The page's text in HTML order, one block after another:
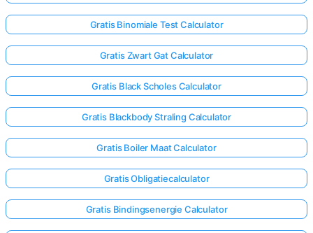
Gratis Binomiale Test Calculator
Gratis Zwart Gat Calculator
Gratis Black Scholes Calculator
Gratis Blackbody Straling Calculator
Gratis Boiler Maat Calculator
Gratis Obligatiecalculator
Gratis Bindingsenergie Calculator